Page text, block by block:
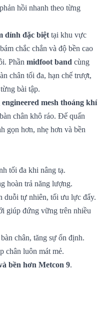
hồi nhanh theo từng
dính đặc biệt tại khu vực
chắc chắn và độ bền cao
Phần midfoot band cùng
chân tối đa, hạn chế trượt,
bài tập.
engineered mesh thoáng khí
chân khô ráo. Đế quấn
gọn hơn, nhẹ hơn và bền
tối đa khi nâng tạ.
hoàn trả năng lượng.
duỗi tự nhiên, tối ưu lực đẩy.
giúp đứng vững trên nhiều
chân, tăng sự ổn định.
chân luôn mát mẻ.
bền hơn Metcon 9.